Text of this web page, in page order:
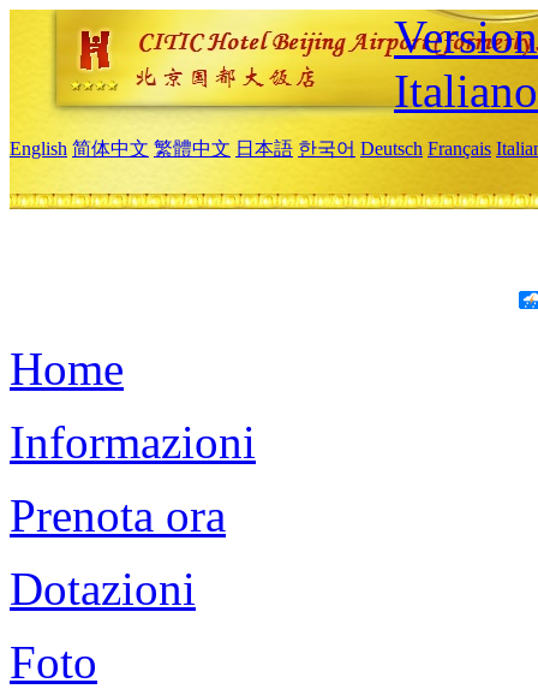
Italiano
English 简体中文 繁體中文 日本語 한국어 Deutsch Français
Home
Informazioni
Prenota ora
Dotazioni
Foto